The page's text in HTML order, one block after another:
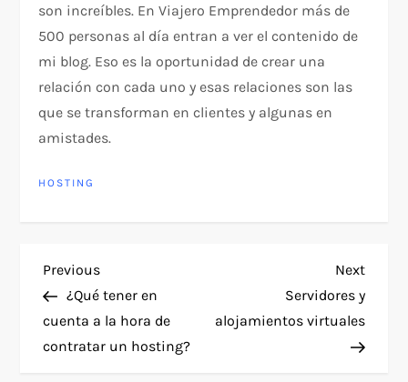
son increíbles. En Viajero Emprendedor más de
500 personas al día entran a ver el contenido de
mi blog. Eso es la oportunidad de crear una
relación con cada uno y esas relaciones son las
que se transforman en clientes y algunas en
amistades.
HOSTING
P
o
s
Previous
Post
Previous
¿Qué tener en
cuenta a la hora de
contratar un hosting?
Next
Post
Next
Servidores y
alojamientos virtuales